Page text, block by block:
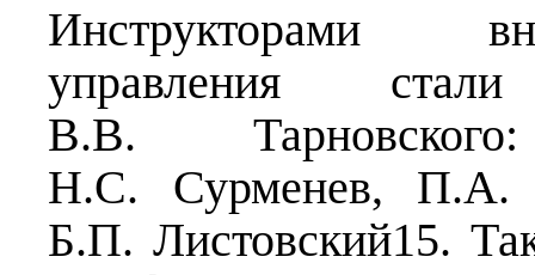
Инструкторами
управления
В.В.
Н.С. Сурменев, П.А.
Б.П. Листовский15.